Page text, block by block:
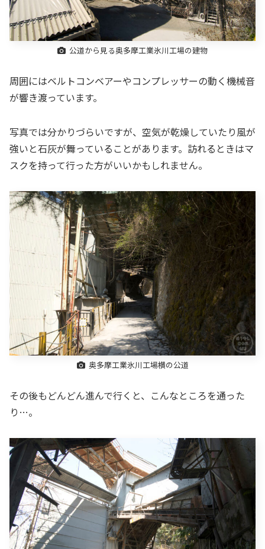
公道から見る奥多摩工業氷川工場の建物
周囲にはベルトコンベアーやコンプレッサーの動く機械音
が響き渡っています。
写真では分かりづらいですが、空気が乾燥していたり風が
強いと石灰が舞っていることがあります。訪れるときはマ
スクを持って行った方がいいかもしれません。
奥多摩工業氷川工場横の公道
その後もどんどん進んで行くと、こんなところを通った
り…。